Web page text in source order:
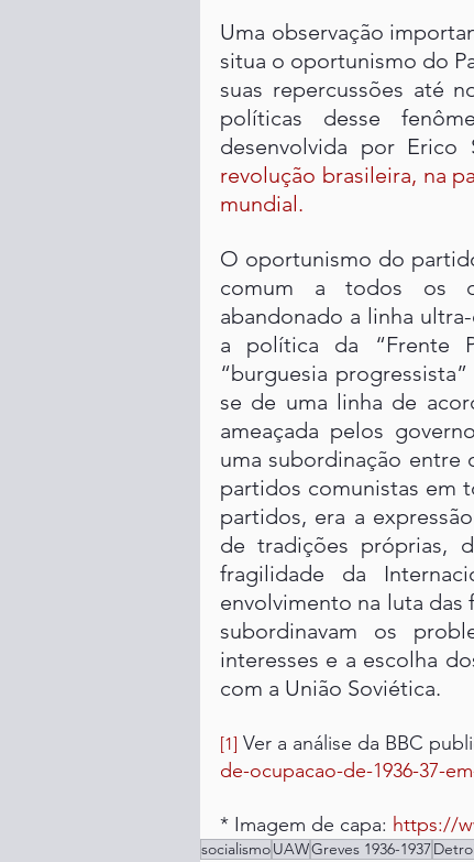
Uma observação
situa o oportunismo do
suas repercussões até
políticas desse
desenvolvida por Erico
revolução brasileira, na
mundial.
O oportunismo do
comum a todos os
abandonado a linha
a política da “Frente
“burguesia
se de uma linha de
ameaçada pelos
uma subordinação entre
partidos comunistas em
partidos, era a
de tradições próprias,
fragilidade da
envolvimento na luta das
subordinavam os
interesses e a escolha
com a União Soviética.
[1] Ver a análise da BBC
de-ocupacao-de-1936-37-
* Imagem de capa: https://
socialismoUAWGreves 1936-1937